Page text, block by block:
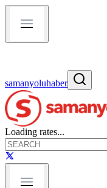
samanyoluhaber
Loading rates...